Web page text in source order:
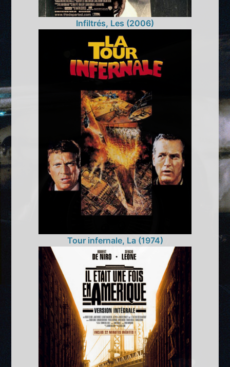
Infiltrés, Les (2006)
Tour infernale, La (1974)